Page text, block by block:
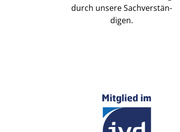
durch unsere Sach­ver­stän­
di­gen.